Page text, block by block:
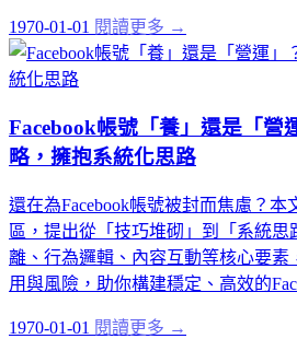
1970-01-01 閱讀更多 →
Facebook帳號「養」還是「營
略，擁抱系統化思路
還在為Facebook帳號被封而焦慮？
區，提出從「技巧堆砌」到「系統思
離、行為邏輯、內容互動等核心要素
用與風險，助你構建穩定、高效的
1970-01-01 閱讀更多 →